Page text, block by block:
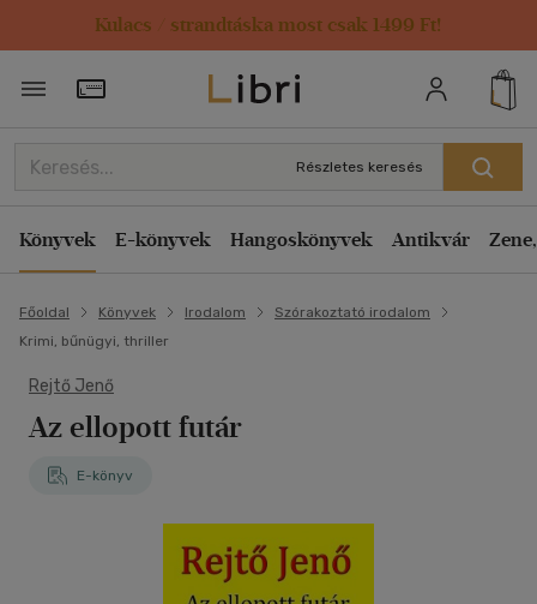
Kulacs / strandtáska most csak 1499 Ft!
Törzsvásárlói Kártya adatai
Részletes keresés
Könyvek E-könyvek Hangoskönyvek Antikvár
Főoldal Könyvek Irodalom
Szórakoztató irodalom
Krimi, bűnügyi, thriller
Rejtő Jenő
Az ellopott futár
E-könyv